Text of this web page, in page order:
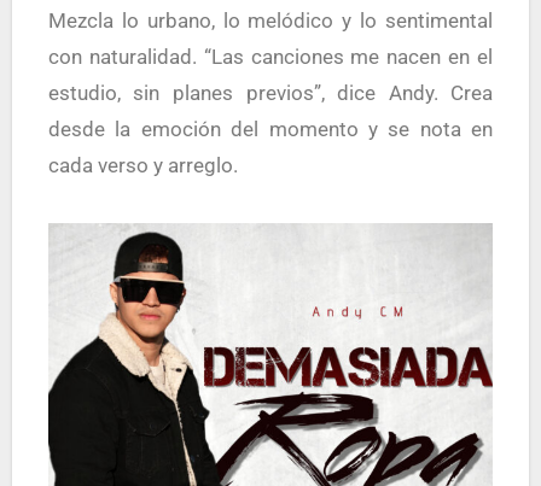
Mezcla lo urbano, lo melódico y lo sentimental
con naturalidad. “Las canciones me nacen en el
estudio, sin planes previos”, dice Andy. Crea
desde la emoción del momento y se nota en
cada verso y arreglo.